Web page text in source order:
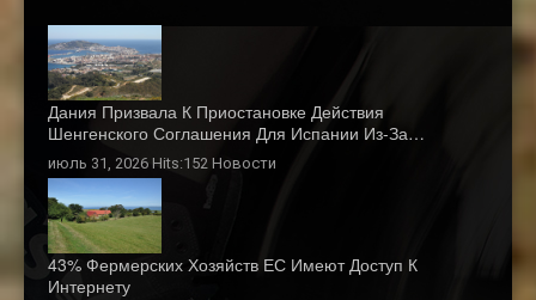
Дания Призвала К Приостановке Действия
Шенгенского Соглашения Для Испании Из-За…
июль 31, 2026 Hits:152 Новости
43% Фермерских Хозяйств ЕС Имеют Доступ К
Интернету